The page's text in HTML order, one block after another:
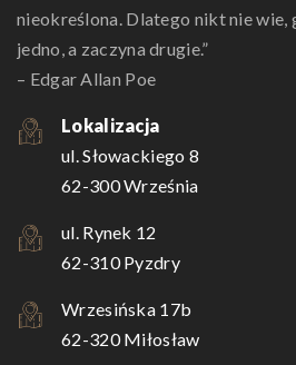
nieokreślona. Dlatego nikt nie wie,
jedno, a zaczyna drugie.”
– Edgar Allan Poe
Lokalizacja
ul. Słowackiego 8
62-300 Września
ul. Rynek 12
62-310 Pyzdry
Wrzesińska 17b
62-320 Miłosław